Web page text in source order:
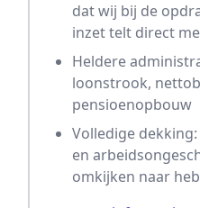
dat wij bij de
inzet telt direct
Heldere
loonstrook,
pensioenopbouw
Volledige
en
omkijken naar